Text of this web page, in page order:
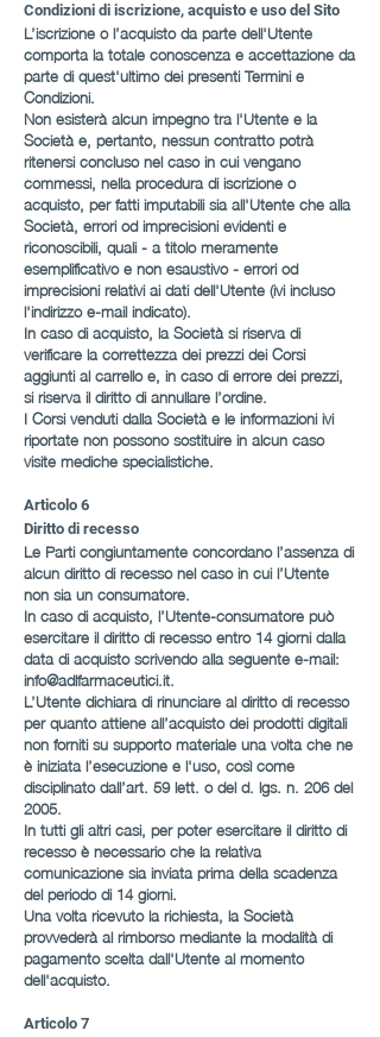
Condizioni di iscrizione, acquisto e uso del Sito
L’iscrizione o l’acquisto da parte dell'Utente
comporta la totale conoscenza e accettazione da
parte di quest'ultimo dei presenti Termini e
Condizioni.
Non esisterà alcun impegno tra l'Utente e la
Società e, pertanto, nessun contratto potrà
ritenersi concluso nel caso in cui vengano
commessi, nella procedura di iscrizione o
acquisto, per fatti imputabili sia all'Utente che alla
Società, errori od imprecisioni evidenti e
riconoscibili, quali - a titolo meramente
esemplificativo e non esaustivo - errori od
imprecisioni relativi ai dati dell'Utente (ivi incluso
l'indirizzo e-mail indicato).
In caso di acquisto, la Società si riserva di
verificare la correttezza dei prezzi dei Corsi
aggiunti al carrello e, in caso di errore dei prezzi,
si riserva il diritto di annullare l’ordine.
I Corsi venduti dalla Società e le informazioni ivi
riportate non possono sostituire in alcun caso
visite mediche specialistiche.
Articolo 6
Diritto di recesso
Le Parti congiuntamente concordano l’assenza di
alcun diritto di recesso nel caso in cui l’Utente
non sia un consumatore.
In caso di acquisto, l’Utente-consumatore può
esercitare il diritto di recesso entro 14 giorni dalla
data di acquisto scrivendo alla seguente e-mail:
info@adlfarmaceutici.it.
L’Utente dichiara di rinunciare al diritto di recesso
per quanto attiene all’acquisto dei prodotti digitali
non forniti su supporto materiale una volta che ne
è iniziata l’esecuzione e l'uso, così come
disciplinato dall’art. 59 lett. o del d. lgs. n. 206 del
2005.
In tutti gli altri casi, per poter esercitare il diritto di
recesso è necessario che la relativa
comunicazione sia inviata prima della scadenza
del periodo di 14 giorni.
Una volta ricevuto la richiesta, la Società
provvederà al rimborso mediante la modalità di
pagamento scelta dall'Utente al momento
dell'acquisto.
Articolo 7